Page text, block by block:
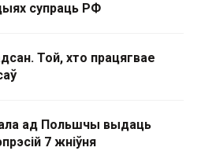
супраць РФ
Той, хто працягвае
ад Польшчы выдаць
7 жніўня